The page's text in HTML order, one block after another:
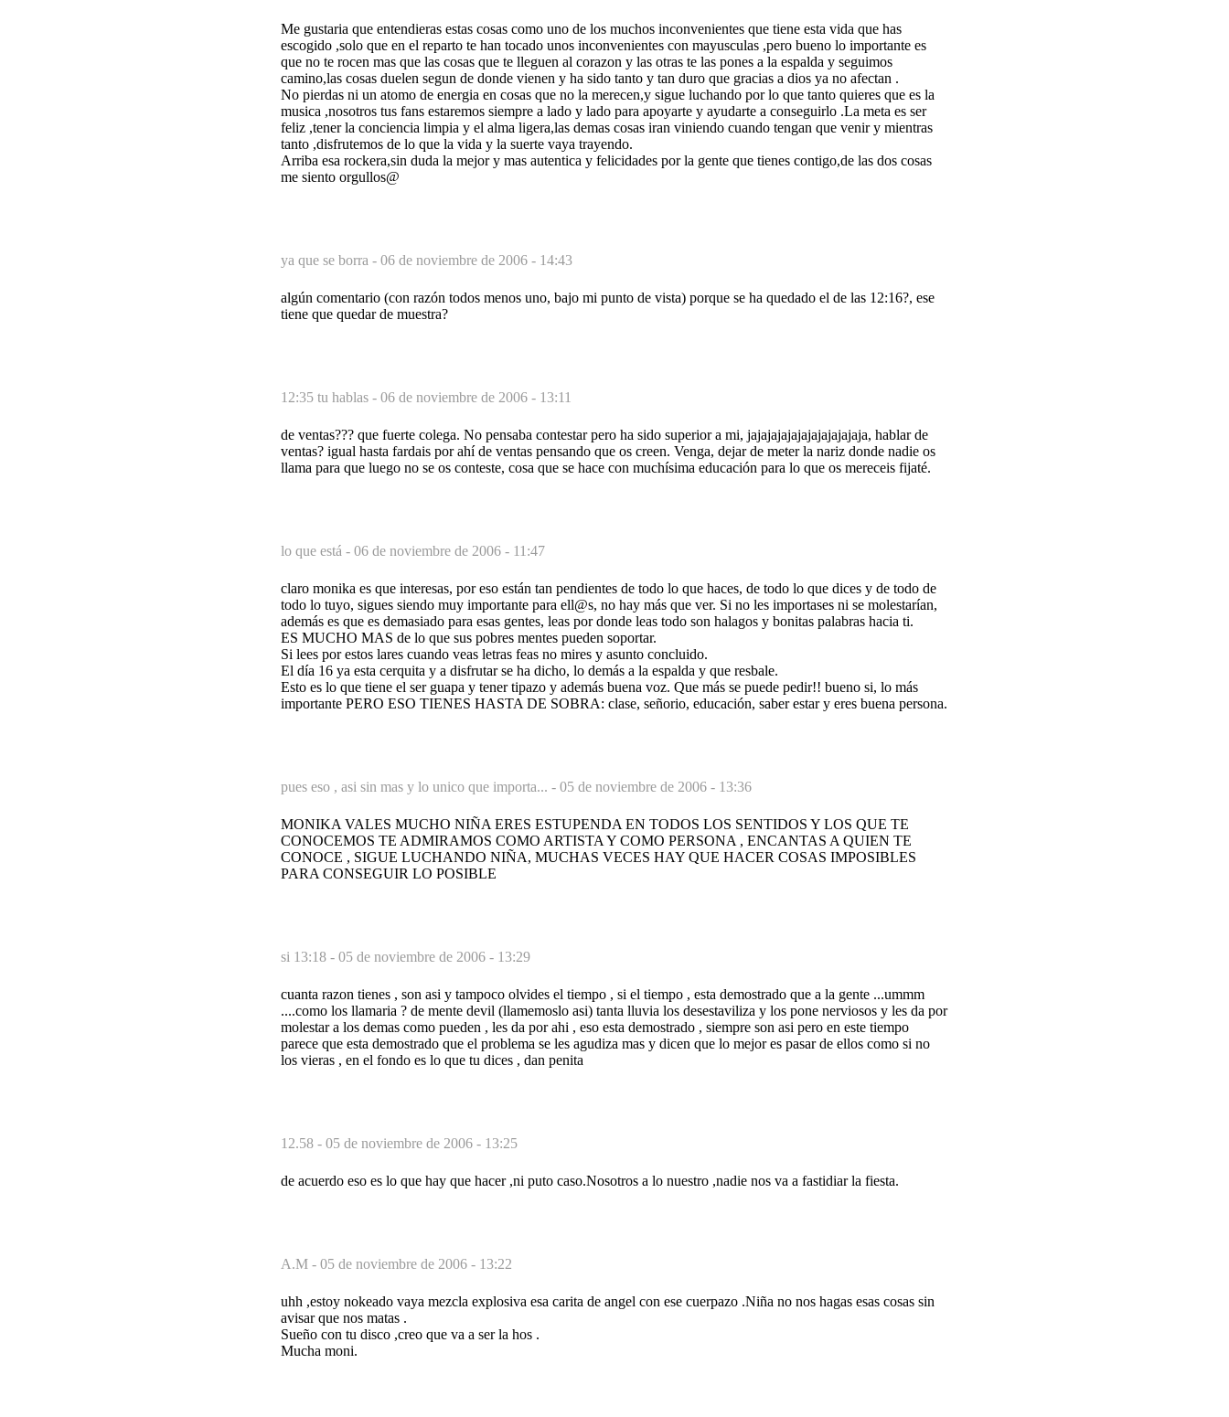
Me gustaria que entendieras estas cosas como uno de los muchos inconvenientes que tiene esta vida que has
escogido ,solo que en el reparto te han tocado unos inconvenientes con mayusculas ,pero bueno lo importante es
que no te rocen mas que las cosas que te lleguen al corazon y las otras te las pones a la espalda y seguimos
camino,las cosas duelen segun de donde vienen y ha sido tanto y tan duro que gracias a dios ya no afectan .
No pierdas ni un atomo de energia en cosas que no la merecen,y sigue luchando por lo que tanto quieres que es la
musica ,nosotros tus fans estaremos siempre a lado y lado para apoyarte y ayudarte a conseguirlo .La meta es ser
feliz ,tener la conciencia limpia y el alma ligera,las demas cosas iran viniendo cuando tengan que venir y mientras
tanto ,disfrutemos de lo que la vida y la suerte vaya trayendo.
Arriba esa rockera,sin duda la mejor y mas autentica y felicidades por la gente que tienes contigo,de las dos cosas
me siento orgullos@
ya que se borra - 06 de noviembre de 2006 - 14:43
algún comentario (con razón todos menos uno, bajo mi punto de vista) porque se ha quedado el de las 12:16?, ese
tiene que quedar de muestra?
12:35 tu hablas - 06 de noviembre de 2006 - 13:11
de ventas??? que fuerte colega. No pensaba contestar pero ha sido superior a mi, jajajajajajajajajajajaja, hablar de
ventas? igual hasta fardais por ahí de ventas pensando que os creen. Venga, dejar de meter la nariz donde nadie os
llama para que luego no se os conteste, cosa que se hace con muchísima educación para lo que os mereceis fijaté.
lo que está - 06 de noviembre de 2006 - 11:47
claro monika es que interesas, por eso están tan pendientes de todo lo que haces, de todo lo que dices y de todo de
todo lo tuyo, sigues siendo muy importante para ell@s, no hay más que ver. Si no les importases ni se molestarían,
además es que es demasiado para esas gentes, leas por donde leas todo son halagos y bonitas palabras hacia ti.
ES MUCHO MAS de lo que sus pobres mentes pueden soportar.
Si lees por estos lares cuando veas letras feas no mires y asunto concluido.
El día 16 ya esta cerquita y a disfrutar se ha dicho, lo demás a la espalda y que resbale.
Esto es lo que tiene el ser guapa y tener tipazo y además buena voz. Que más se puede pedir!! bueno si, lo más
importante PERO ESO TIENES HASTA DE SOBRA: clase, señorio, educación, saber estar y eres buena persona.
pues eso , asi sin mas y lo unico que importa... - 05 de noviembre de 2006 - 13:36
MONIKA VALES MUCHO NIÑA ERES ESTUPENDA EN TODOS LOS SENTIDOS Y LOS QUE TE
CONOCEMOS TE ADMIRAMOS COMO ARTISTA Y COMO PERSONA , ENCANTAS A QUIEN TE
CONOCE , SIGUE LUCHANDO NIÑA, MUCHAS VECES HAY QUE HACER COSAS IMPOSIBLES
PARA CONSEGUIR LO POSIBLE
si 13:18 - 05 de noviembre de 2006 - 13:29
cuanta razon tienes , son asi y tampoco olvides el tiempo , si el tiempo , esta demostrado que a la gente ...ummm
....como los llamaria ? de mente devil (llamemoslo asi) tanta lluvia los desestaviliza y los pone nerviosos y les da por
molestar a los demas como pueden , les da por ahi , eso esta demostrado , siempre son asi pero en este tiempo
parece que esta demostrado que el problema se les agudiza mas y dicen que lo mejor es pasar de ellos como si no
los vieras , en el fondo es lo que tu dices , dan penita
12.58 - 05 de noviembre de 2006 - 13:25
de acuerdo eso es lo que hay que hacer ,ni puto caso.Nosotros a lo nuestro ,nadie nos va a fastidiar la fiesta.
A.M - 05 de noviembre de 2006 - 13:22
uhh ,estoy nokeado vaya mezcla explosiva esa carita de angel con ese cuerpazo .Niña no nos hagas esas cosas sin
avisar que nos matas .
Sueño con tu disco ,creo que va a ser la hos .
Mucha moni.